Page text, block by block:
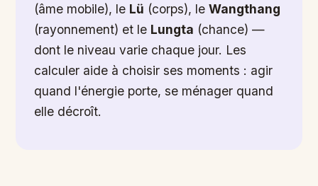
(âme mobile), le Lü (corps), le Wangthang
(rayonnement) et le Lungta (chance) —
dont le niveau varie chaque jour. Les
calculer aide à choisir ses moments : agir
quand l'énergie porte, se ménager quand
elle décroît.